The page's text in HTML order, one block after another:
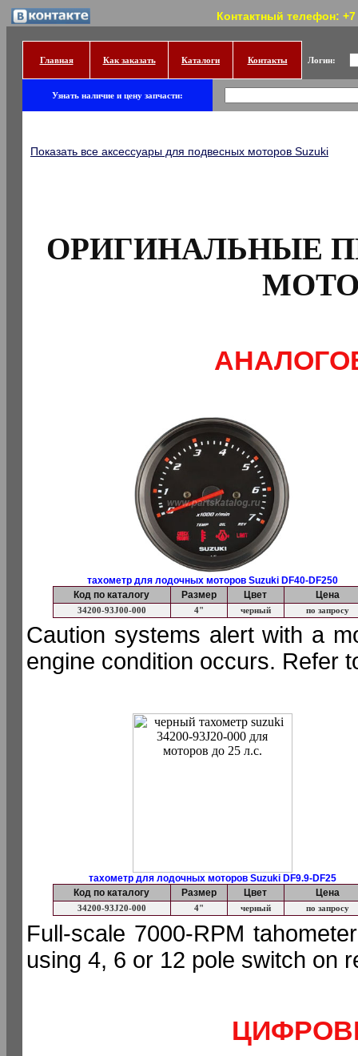
Контактный телефон:
Главная Как заказать Каталоги Контакты Логин:
Узнать наличие и цену запчасти:
Показать все аксессуары для подвесных моторов Suzuki
ОРИГИНАЛЬНЫЕ
тахометр для лодочных моторов Suzuki DF40-DF250
Код по каталогу
Размер Цвет Цена
34200-93J00-000 4" черный по запросу
Caution systems alert with a
engine condition occurs. Refer
тахометр для лодочных моторов Suzuki DF9.9-DF25
Код по каталогу
Размер Цвет Цена
34200-93J20-000 4" черный по запросу
Full-scale 7000-RPM
using 4, 6 or 12 pole switch on